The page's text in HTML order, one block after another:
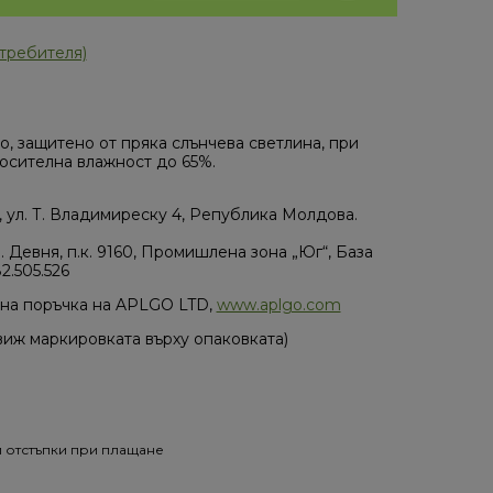
защитено от пряка слънчева светлина, при
влажност до 65%.
Т. Владимиреску 4, Република Молдова.
п.к. 9160, Промишлена зона „Юг“, База
поръчка на APLGO LTD, www.aplgo.com
маркировката върху опаковката)
отстъпки при плащане